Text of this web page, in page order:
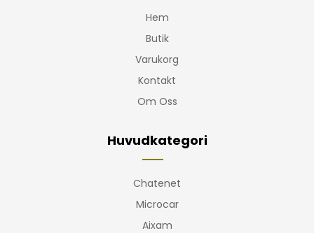
Hem
Butik
Varukorg
Kontakt
Om Oss
Huvudkategori
Chatenet
Microcar
Aixam